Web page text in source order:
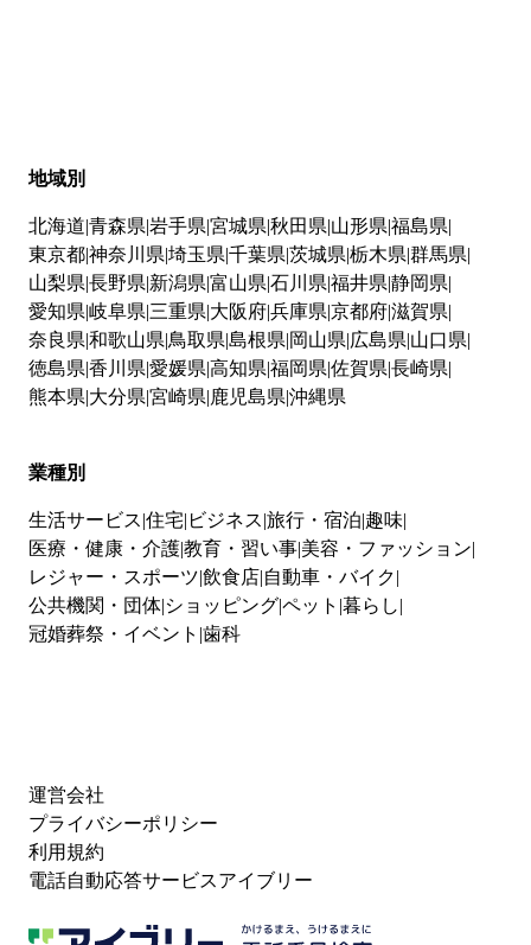
地域別
北海道 青森県 岩手県 宮城県 秋田県 山形県 福島県
東京都神奈川県 埼玉県 千葉県 茨城県 栃木県 群馬県
山梨県 長野県 新潟県 富山県 石川県 福井県 静岡県
愛知県 岐阜県 三重県 大阪府兵庫県 京都府滋賀県
奈良県 和歌山県 鳥取県 島根県 岡山県 広島県 山口県
徳島県 香川県 愛媛県 高知県 福岡県 佐賀県 長崎県
熊本県 大分県 宮崎県 鹿児島県 沖縄県
業種別
生活サービス 住宅 ビジネス 旅行・宿泊 趣味
医療・健康・介護教育・習い事 美容・ファッション
レジャー・スポーツ 飲食店 自動車・バイク
公共機関・団体 ショッピングペット 暮らし
冠婚葬祭・イベント 歯科
運営会社
プライバシーポリシー
利用規約
電話自動応答サービスアイブリー